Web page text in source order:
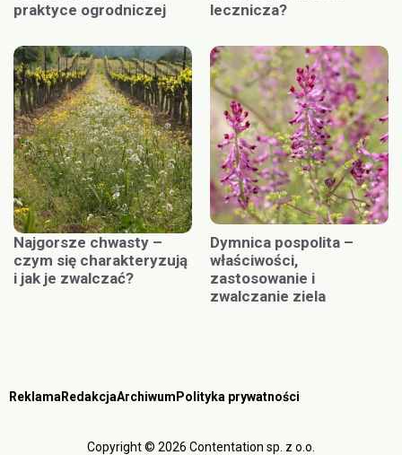
praktyce ogrodniczej
lecznicza?
Najgorsze chwasty –
czym się charakteryzują
i jak je zwalczać?
Dymnica pospolita –
właściwości,
zastosowanie i
zwalczanie ziela
Reklama RedakcjaArchiwum Polityka prywatności
Copyright © 2026 Contentation sp. z o.o.